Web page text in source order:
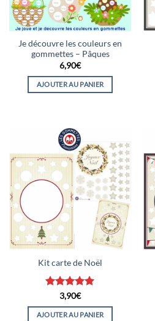
Je découvre les couleurs en
gommettes – Pâques
6,90€
AJOUTER AU PANIER
Kit carte de Noël
Note5sur
5
3,90€
AJOUTER AU PANIER